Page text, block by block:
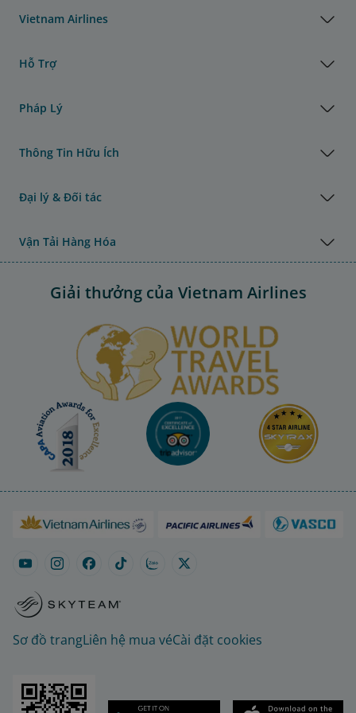
Vietnam Airlines
Hỗ Trợ
Pháp Lý
Thông Tin Hữu Ích
Đại lý & Đối tác
Vận Tải Hàng Hóa
Giải thưởng của Vietnam Airlines
Sơ đồ trangLiên hệ mua véCài đặt cookies